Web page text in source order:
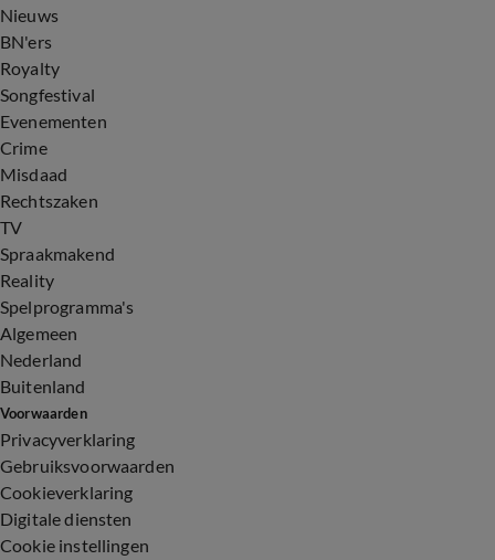
Nieuws
BN'ers
Royalty
Songfestival
Evenementen
Crime
Misdaad
Rechtszaken
TV
Spraakmakend
Reality
Spelprogramma's
Algemeen
Nederland
Buitenland
Voorwaarden
Privacyverklaring
Gebruiksvoorwaarden
Cookieverklaring
Digitale diensten
Cookie instellingen